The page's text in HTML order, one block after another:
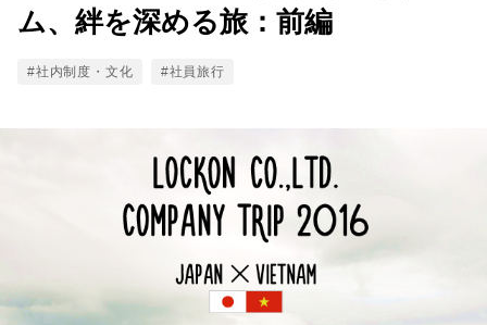
ム、絆を深める旅：前編
Tags
#社内制度・文化 #社員旅行